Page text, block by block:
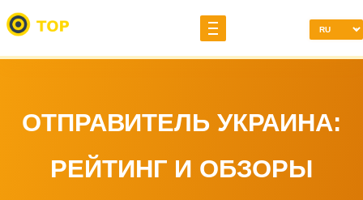
ОТПРАВИТЕЛЬ УКРАИНА:
РЕЙТИНГ И ОБЗОРЫ